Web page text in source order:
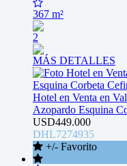
367 m²
2
MÁS DETALLES
Hotel en Venta en
Azopardo Esquina
USD449.000
DHL7274935
+/- Favorito